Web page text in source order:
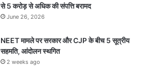
से 5 करोड़ से अधिक की संपत्ति बरामद
June 26, 2026
NEET मामले पर सरकार और CJP के बीच 5 सूत्रीय
सहमति, आंदोलन स्थगित
2 weeks ago